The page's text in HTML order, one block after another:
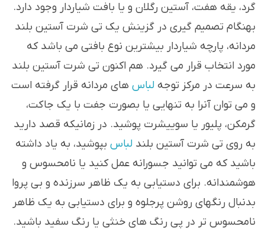
گرد، یقه هفت، آستین رگلان و یا بافت شیاردار وجود دارد.
بهنگام تصمیم گیری در گزینش یک تی شرت آستین بلند
مردانه، پارچه شیاردار بیشترین نوع بافتی می باشد که
مورد انتخاب قرار می گیرد. هم اکنون تی شرت آستین بلند
به سرعت در مرکز توجه لباس های مردانه قرار گرفته است
و می توان آنرا به تنهایی یا بصورت جفت با یک جاکت،
گرمکن، پلیور یا سوییشرت پوشید. در زمانیکه قصد دارید
به روی تی شرت آستین بلند لباس بپوشید، به یاد داشته
باشید که می توانید جسورانه عمل کنید یا نامحسوس و
هوشمندانه. برای دستیابی به یک ظاهر سرزنده و بی پروا
بدنبال رنگهای روشن پرجلوه و برای دستیابی به یک ظاهر
نامحسوس تر در پی رنگ های خنثی یا رنگ سفید باشید.